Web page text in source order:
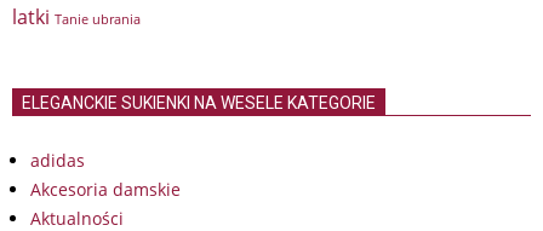
latki Tanie ubrania
ELEGANCKIE SUKIENKI NA WESELE KATEGORIE
adidas
Akcesoria damskie
Aktualności